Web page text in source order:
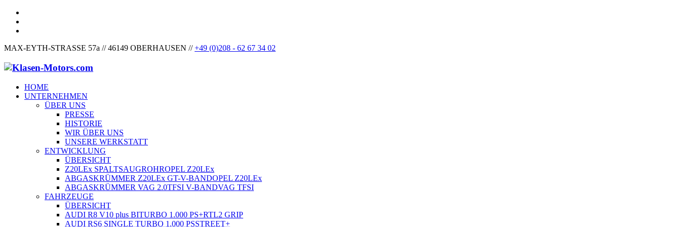
MAX-EYTH-STRASSE 57a // 46149 OBERHAUSEN //+49 (0)208 - 62 67 34 02
HOME
UNTERNEHMEN
ÜBER UNS
PRESSE
HISTORIE
WIR ÜBER UNS
UNSERE WERKSTATT
ENTWICKLUNG
ÜBERSICHT
Z20LEx SPALTSAUGROHROPEL Z20LEx
ABGASKRÜMMER Z20LEx GT-V-BANDOPEL Z20LEx
ABGASKRÜMMER VAG 2.0TFSI V-BANDVAG TFSI
FAHRZEUGE
ÜBERSICHT
AUDI R8 V10 plus BITURBO 1.000 PS+RTL2 GRIP
AUDI RS6 SINGLE TURBO 1.000 PSSTREET+